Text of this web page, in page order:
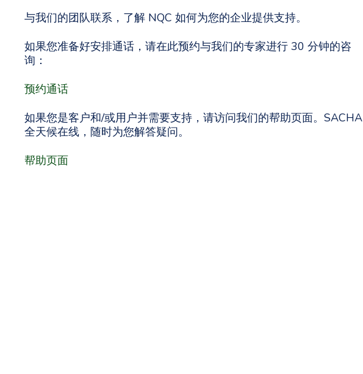
与我们的团队联系，了解 NQC 如何为您的企业提供支持。
如果您准备好安排通话，请在此预约与我们的专家进行 30 分钟的咨
询：
预约通话
如果您是客户和/或用户并需要支持，请访问我们的帮助页面。SACHA
全天候在线，随时为您解答疑问。
帮助页面